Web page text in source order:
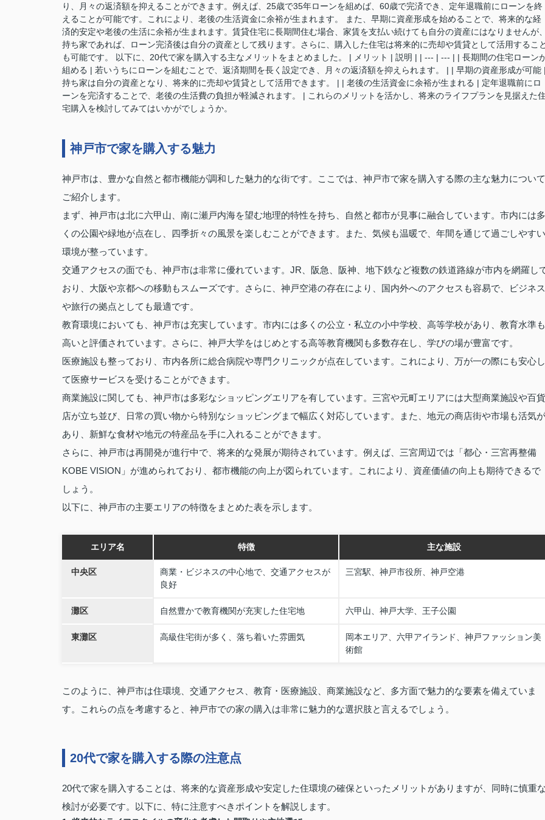
り、月々の返済額を抑えることができます。例えば、25歳で35年ローンを組めば、60歳で完済でき、定年退職前にローンを終
えることが可能です。これにより、老後の生活資金に余裕が生まれます。 また、早期に資産形成を始めることで、将来的な経
済的安定や老後の生活に余裕が生まれます。賃貸住宅に長期間住む場合、家賃を支払い続けても自分の資産にはなりませんが
持ち家であれば、ローン完済後は自分の資産として残ります。さらに、購入した住宅は将来的に売却や賃貸として活用するこ
も可能です。 以下に、20代で家を購入する主なメリットをまとめました。 | メリット | 説明 | | --- | --- | | 長期間の住宅ローン
組める | 若いうちにローンを組むことで、返済期間を長く設定でき、月々の返済額を抑えられます。 | | 早期の資産形成が可能
持ち家は自分の資産となり、将来的に売却や賃貸として活用できます。 | | 老後の生活資金に余裕が生まれる | 定年退職前にロ
ーンを完済することで、老後の生活費の負担が軽減されます。 | これらのメリットを活かし、将来のライフプランを見据えた
宅購入を検討してみてはいかがでしょうか。
神戸市で家を購入する魅力
神戸市は、豊かな自然と都市機能が調和した魅力的な街です。ここでは、神戸市で家を購入する際の主な魅力について
ご紹介します。
まず、神戸市は北に六甲山、南に瀬戸内海を望む地理的特性を持ち、自然と都市が見事に融合しています。市内には多
くの公園や緑地が点在し、四季折々の風景を楽しむことができます。また、気候も温暖で、年間を通じて過ごしやすい
環境が整っています。
交通アクセスの面でも、神戸市は非常に優れています。JR、阪急、阪神、地下鉄など複数の鉄道路線が市内を網羅し
おり、大阪や京都への移動もスムーズです。さらに、神戸空港の存在により、国内外へのアクセスも容易で、ビジネス
や旅行の拠点としても最適です。
教育環境においても、神戸市は充実しています。市内には多くの公立・私立の小中学校、高等学校があり、教育水準も
高いと評価されています。さらに、神戸大学をはじめとする高等教育機関も多数存在し、学びの場が豊富です。
医療施設も整っており、市内各所に総合病院や専門クリニックが点在しています。これにより、万が一の際にも安心し
て医療サービスを受けることができます。
商業施設に関しても、神戸市は多彩なショッピングエリアを有しています。三宮や元町エリアには大型商業施設や百貨
店が立ち並び、日常の買い物から特別なショッピングまで幅広く対応しています。また、地元の商店街や市場も活気が
あり、新鮮な食材や地元の特産品を手に入れることができます。
さらに、神戸市は再開発が進行中で、将来的な発展が期待されています。例えば、三宮周辺では「都心・三宮再整備
KOBE VISION」が進められており、都市機能の向上が図られています。これにより、資産価値の向上も期待できるで
しょう。
以下に、神戸市の主要エリアの特徴をまとめた表を示します。
エリア名 特徴 主な施設
中央区
商業・ビジネスの中心地で、交通アクセスが
良好
三宮駅、神戸市役所、神戸空港
灘区 自然豊かで教育機関が充実した住宅地 六甲山、神戸大学、王子公園
東灘区 高級住宅街が多く、落ち着いた雰囲気
岡本エリア、六甲アイランド、神戸ファッション美
術館
このように、神戸市は住環境、交通アクセス、教育・医療施設、商業施設など、多方面で魅力的な要素を備えていま
す。これらの点を考慮すると、神戸市での家の購入は非常に魅力的な選択肢と言えるでしょう。
20代で家を購入する際の注意点
20代で家を購入することは、将来的な資産形成や安定した住環境の確保といったメリットがありますが、同時に慎重
検討が必要です。以下に、特に注意すべきポイントを解説します。